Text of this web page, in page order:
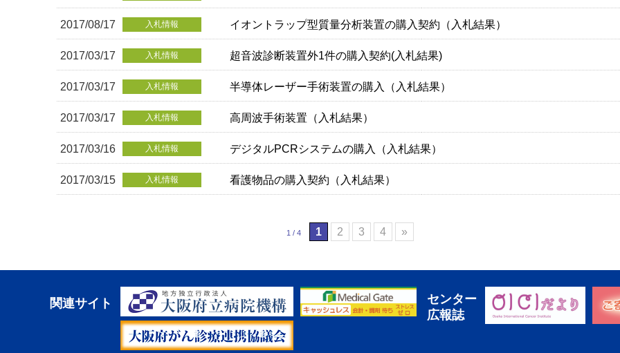
2017/08/17 入札情報 イオントラップ型質量分析装置の購入契約（入札結果）
2017/03/17 入札情報 超音波診断装置外1件の購入契約(入札結果)
2017/03/17 入札情報 半導体レーザー手術装置の購入（入札結果）
2017/03/17 入札情報 高周波手術装置（入札結果）
2017/03/16 入札情報 デジタルPCRシステムの購入（入札結果）
2017/03/15 入札情報 看護物品の購入契約（入札結果）
1 / 4 1 2 3 4 »
関連サイト
センター
広報誌